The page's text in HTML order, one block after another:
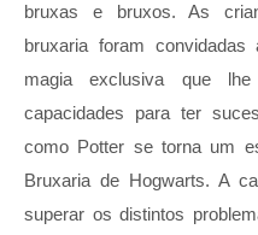
bruxas e bruxos. As
bruxaria foram
magia exclusiva que
capacidades para ter
como Potter se torna um
Bruxaria de Hogwarts. A
superar os distintos